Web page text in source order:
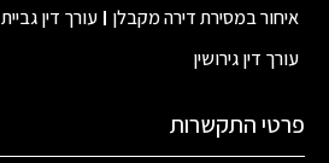
במסירת דירה מקבלן עורך דין גביית חובות
דין גירושין
התקשרות